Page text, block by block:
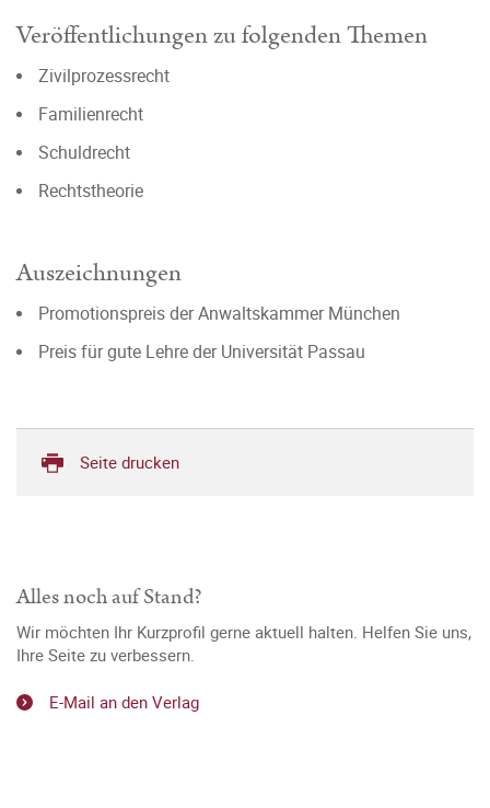
Veröffentlichungen zu folgenden Themen
Zivilprozessrecht
Familienrecht
Schuldrecht
Rechtstheorie
Auszeichnungen
Promotionspreis der Anwaltskammer München
Preis für gute Lehre der Universität Passau
Seite drucken
Alles noch auf Stand?
Wir möchten Ihr Kurzprofil gerne aktuell halten. Helfen Sie uns,
Ihre Seite zu verbessern.
E-Mail an den Verlag